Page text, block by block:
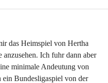
das Heimspiel von Hertha
Ich fuhr dann aber
minimale Andeutung von
ein Bundesligaspiel von der